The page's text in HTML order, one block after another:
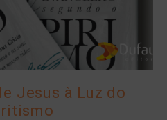
Jesus à Luz do